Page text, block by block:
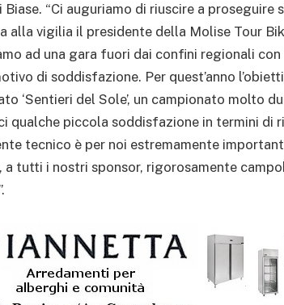
Biase. “Ci auguriamo di riuscire a proseguire
alla vigilia il presidente della Molise Tour
ad una gara fuori dai confini regionali
di soddisfazione. Per quest’anno
‘Sentieri del Sole’, un campionato molto
qualche piccola soddisfazione in termini di
tecnico è per noi estremamente
a tutti i nostri sponsor, rigorosamente